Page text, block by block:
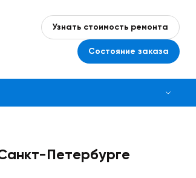
Узнать стоимость ремонта
Состояние заказа
Петербурге